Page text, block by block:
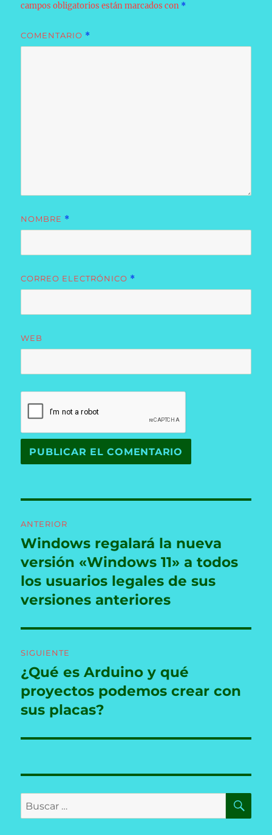
campos obligatorios están marcados con *
COMENTARIO *
NOMBRE *
CORREO ELECTRÓNICO *
WEB
de
entradas
ANTERIOR
Entrada
anterior:
Windows regalará la nueva
versión «Windows 11» a todos
los usuarios legales de sus
versiones anteriores
SIGUIENTE
Entrada
siguiente:
¿Qué es Arduino y qué
proyectos podemos crear con
sus placas?
Buscar
por: